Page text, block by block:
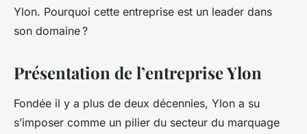
Ylon. Pourquoi cette entreprise est un leader dans
son domaine ?
Présentation de l’entreprise Ylon
Fondée il y a plus de deux décennies, Ylon a su
s’imposer comme un pilier du secteur du marquage